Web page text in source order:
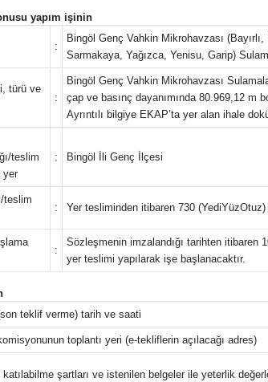
yapım işinin
:
Bingöl Genç Vahkin Mikrohavzası
Sarmakaya, Yağızca, Yenisu, Garip)
türü ve
:
Bingöl Genç Vahkin Mikrohavzası
çap ve basınç dayanımında 80.969,12 m
Ayrıntılı bilgiye EKAP’ta yer alan ihale
teslim
yer
: Bingöl İli Genç İlçesi
teslim
: Yer tesliminden itibaren 730
:
Sözleşmenin imzalandığı tarihten itibaren
yer teslimi yapılarak işe başlanacaktır.
teklif verme) tarih ve saati
toplantı yeri (e-tekliflerin açılacağı adres)
şartları ve istenilen belgeler ile yeterlik